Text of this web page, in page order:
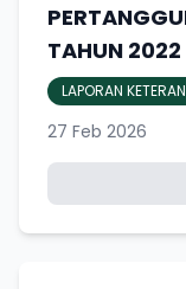
TAHUN 2022
LAPORAN
27 Feb 2026